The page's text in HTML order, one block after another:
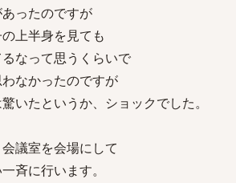
ったのですが
上半身を見ても
なって思うくらいで
なかったのですが
いたというか、ショックでした。
議室を会場にして
斉に行います。